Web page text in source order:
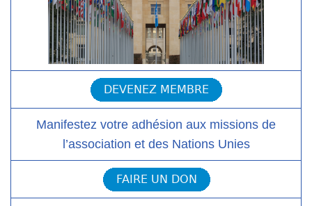
Manifestez votre adhésion aux missions de
l’association et des Nations Unies